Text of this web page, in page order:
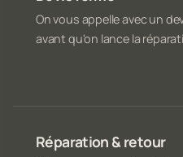
On vous appelle avec un
avant qu'on lance la
Réparation & retour